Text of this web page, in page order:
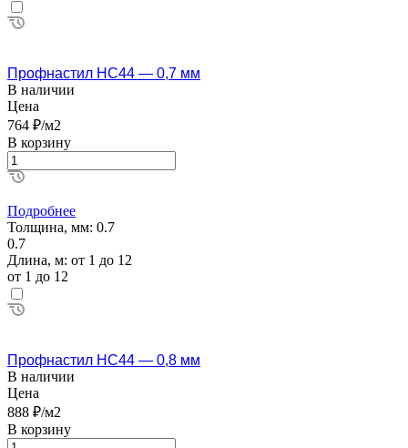
Профнастил НС44 — 0,7 мм
В наличии
Цена
764 ₽/м2
В корзину
Подробнее
Толщина, мм: 0.7
0.7
Длина, м: от 1 до 12
от 1 до 12
Профнастил НС44 — 0,8 мм
В наличии
Цена
888 ₽/м2
В корзину